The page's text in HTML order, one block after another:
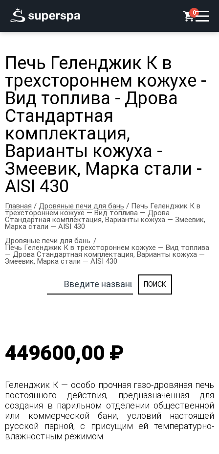
0
Печь Геленджик К в
трехстороннем кожухе -
Вид топлива - Дрова
Стандартная
комплектация,
Варианты кожуха -
Змеевик, Марка стали -
AISI 430
Главная / Дровяные печи для бань / Печь Геленджик К в
трехстороннем кожухе — Вид топлива — Дрова
Стандартная комплектация, Варианты кожуха — Змеевик,
Марка стали — AISI 430
Дровяные печи для бань
Печь Геленджик К в трехстороннем кожухе — Вид топлива
— Дрова Стандартная комплектация, Варианты кожуха —
Змеевик, Марка стали — AISI 430
449600,00 ₽
Геленджик К — особо прочная газо-дровяная печь
постоянного действия, предназначенная для
создания в парильном отделении общественной
или коммерческой бани, условий настоящей
русской парной, с присущим ей температурно-
влажностным режимом.